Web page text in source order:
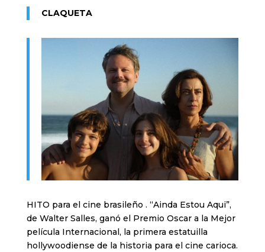
CLAQUETA
HITO para el cine brasileño . “Ainda Estou Aqui”,
de Walter Salles, ganó el Premio Oscar a la Mejor
película Internacional, la primera estatuilla
hollywoodiense de la historia para el cine carioca.